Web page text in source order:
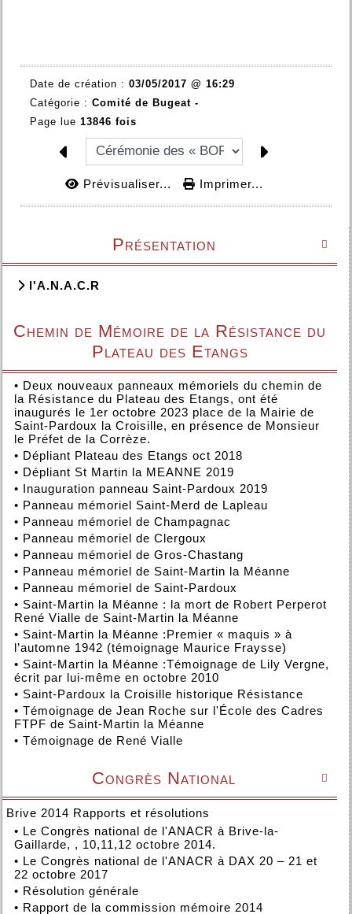

Présentation
l'A.N.A.C.R
Chemin de Mémoire de la Résistance du
Plateau des Etangs
• Deux nouveaux panneaux mémoriels du chemin de
la Résistance du Plateau des Etangs, ont été
inaugurés le 1er octobre 2023 place de la Mairie de
Saint-Pardoux la Croisille, en présence de Monsieur
le Préfet de la Corrèze.
• Dépliant Plateau des Etangs oct 2018
• Dépliant St Martin la MEANNE 2019
• Inauguration panneau Saint-Pardoux 2019
• Panneau mémoriel Saint-Merd de Lapleau
• Panneau mémoriel de Champagnac
• Panneau mémoriel de Clergoux
• Panneau mémoriel de Gros-Chastang
• Panneau mémoriel de Saint-Martin la Méanne
• Panneau mémoriel de Saint-Pardoux
• Saint-Martin la Méanne : la mort de Robert Perperot
René Vialle de Saint-Martin la Méanne
• Saint-Martin la Méanne :Premier « maquis » à
l’automne 1942 (témoignage Maurice Fraysse)
• Saint-Martin la Méanne :Témoignage de Lily Vergne,
écrit par lui-même en octobre 2010
• Saint-Pardoux la Croisille historique Résistance
• Témoignage de Jean Roche sur l'École des Cadres
FTPF de Saint-Martin la Méanne
• Témoignage de René Vialle

Congrès National
Brive 2014 Rapports et résolutions
• Le Congrès national de l'ANACR à Brive-la-
Gaillarde, , 10,11,12 octobre 2014.
• Le Congrès national de l'ANACR à DAX 20 – 21 et
22 octobre 2017
• Résolution générale
• Rapport de la commission mémoire 2014
Date de création : 03/05/2017 @ 16:29
Catégorie : Comité de Bugeat -
Page lue 13846 fois
Prévisualiser... Imprimer...